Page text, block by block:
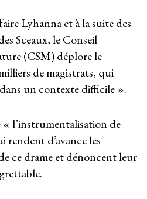
Lyhanna et à la suite des
Sceaux, le Conseil
(CSM) déplore le
de magistrats, qui
un contexte difficile ».
l’instrumentalisation de
rendent d’avance les
ce drame et dénoncent leur